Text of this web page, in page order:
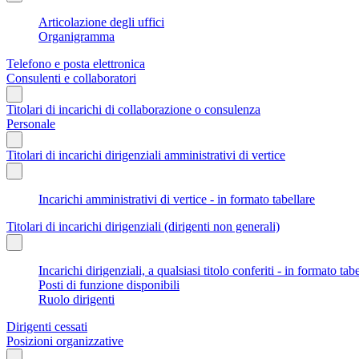
Articolazione degli uffici
Organigramma
Telefono e posta elettronica
Consulenti e collaboratori
Titolari di incarichi di collaborazione o consulenza
Personale
Titolari di incarichi dirigenziali amministrativi di vertice
Incarichi amministrativi di vertice - in formato tabellare
Titolari di incarichi dirigenziali (dirigenti non generali)
Incarichi dirigenziali, a qualsiasi titolo conferiti - in formato
Posti di funzione disponibili
Ruolo dirigenti
Dirigenti cessati
Posizioni organizzative